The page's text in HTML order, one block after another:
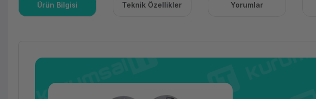
Ürün Bilgisi Teknik Özellikler Yorumlar